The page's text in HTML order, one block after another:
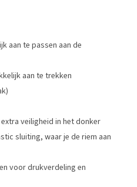
aan te passen aan de
aan te trekken
veiligheid in het donker
sluiting, waar je de riem aan
voor drukverdeling en